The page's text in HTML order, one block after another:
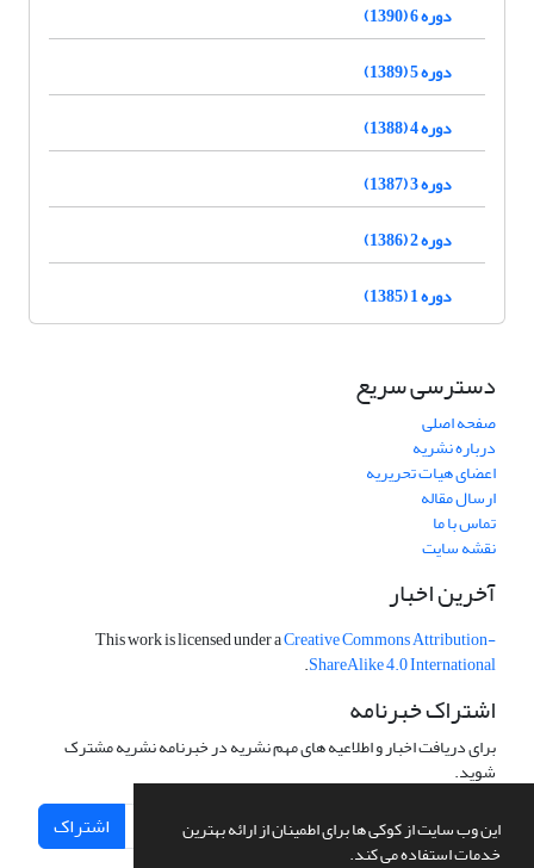
این وب سایت از کوکی ها برای اطمینان از ارائه بهترین
خدمات استفاده می کند.
دوره 6 (1390)
دوره 5 (1389)
دوره 4 (1388)
دوره 3 (1387)
دوره 2 (1386)
دوره 1 (1385)
دسترسی سریع
صفحه اصلی
درباره نشریه
اعضای هیات تحریریه
ارسال مقاله
تماس با ما
نقشه سایت
آخرین اخبار
This work is licensed under aCreative Commons Attribution-
ShareAlike 4.0 International
.
اشتراک خبرنامه
برای دریافت اخبار و اطلاعیه های مهم نشریه در خبرنامه نشریه مشترک
شوید.
اشتراک